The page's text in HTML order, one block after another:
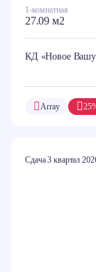
1-комнатная
27.09 м2
КД «Новое
Array
Сдача 3 квартал